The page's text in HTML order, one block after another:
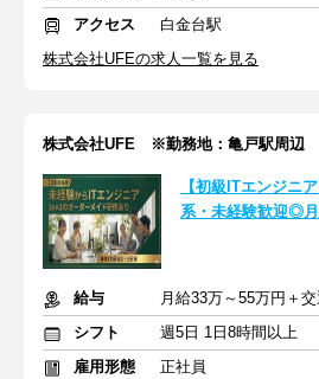
アクセス
白金台駅
株式会社UFEの求人一覧を見る
株式会社UFE ※勤務地：亀戸駅周辺
【初級ITエンジニ
系・未経験歓迎◎
給与
月給33万～55万円＋
シフト
週5日 1日8時間以上
雇用形態
正社員